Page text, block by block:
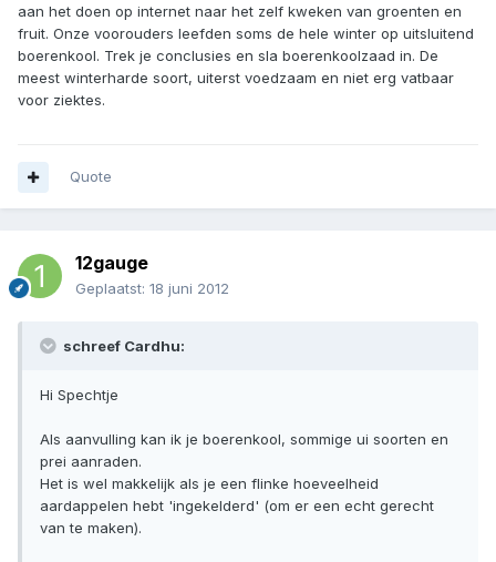
aan het doen op internet naar het zelf kweken van groenten en
fruit. Onze voorouders leefden soms de hele winter op uitsluitend
boerenkool. Trek je conclusies en sla boerenkoolzaad in. De
meest winterharde soort, uiterst voedzaam en niet erg vatbaar
voor ziektes.
Quote
12gauge
Geplaatst: 18 juni 2012
schreef Cardhu:
Hi Spechtje
Als aanvulling kan ik je boerenkool, sommige ui soorten en
prei aanraden.
Het is wel makkelijk als je een flinke hoeveelheid
aardappelen hebt 'ingekelderd' (om er een echt gerecht
van te maken).